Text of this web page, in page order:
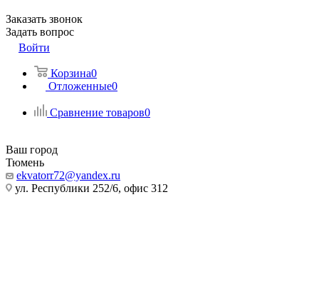
Заказать звонок
Задать вопрос
Войти
Корзина0
Отложенные0
Сравнение товаров0
Ваш город
Тюмень
ekvatorr72@yandex.ru
ул. Республики 252/6, офис 312